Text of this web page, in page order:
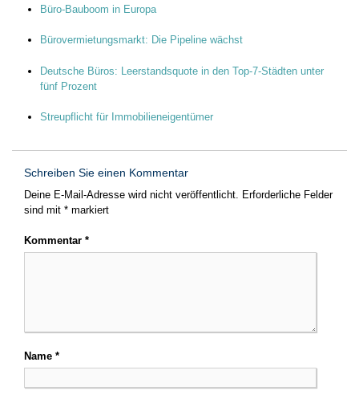
Büro-Bauboom in Europa
Bürovermietungsmarkt: Die Pipeline wächst
Deutsche Büros: Leerstandsquote in den Top-7-Städten unter
fünf Prozent
Streupflicht für Immobilieneigentümer
Schreiben Sie einen Kommentar
Deine E-Mail-Adresse wird nicht veröffentlicht. Erforderliche Felder
sind mit * markiert
Kommentar *
Name *